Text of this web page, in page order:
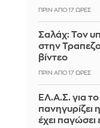
ΠΡΙΝ ΑΠΌ 17 ΏΡΕΣ
Σαλάχ: Τον
στην
βίντεο
ΠΡΙΝ ΑΠΌ 17 ΏΡΕΣ
ΕΛ.Α.Σ. για
πανηγυρίζει
έχει